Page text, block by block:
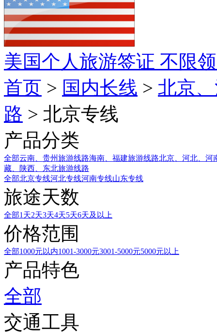
美国个人旅游签证 不限
首页 > 国内长线 > 北京
路 > 北京专线
产品分类
全部云南、贵州旅游线路海南、福建旅游线路北京、河北、河
藏、陕西、东北旅游线路
全部北京专线河北专线河南专线山东专线
旅途天数
全部1天2天3天4天5天6天及以上
价格范围
全部1000元以内1001-3000元3001-5000元5000元以上
产品特色
全部
交通工具